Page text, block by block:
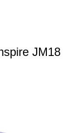
JM18